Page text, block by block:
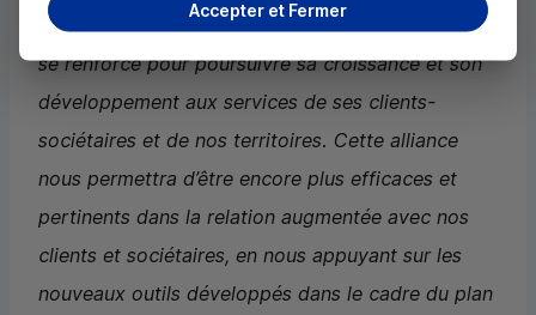
Alliance Fédérale, le Crédit Mutuel Antilles-Guyane
se renforce pour poursuivre sa croissance et son
développement aux services de ses clients-
sociétaires et de nos territoires. Cette alliance
nous permettra d’être encore plus efficaces et
pertinents dans la relation augmentée avec nos
clients et sociétaires, en nous appuyant sur les
nouveaux outils développés dans le cadre du plan
Accepter et Fermer